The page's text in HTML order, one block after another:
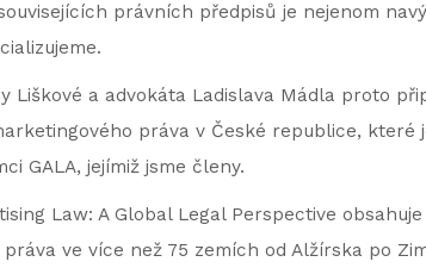
právních předpisů je nejenom
Liškové a advokáta Ladislava Mádla proto
práva v České republice, které
GALA, jejímiž jsme členy.
Law: A Global Legal Perspective
ve více než 75 zemích od Alžírska po